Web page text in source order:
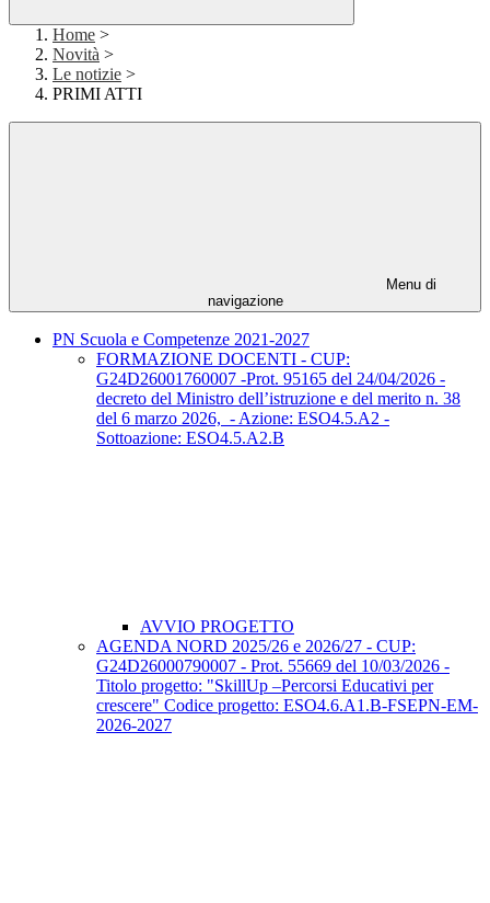
Home >
Novità >
Le notizie >
PRIMI ATTI
Menu di
navigazione
PN Scuola e Competenze 2021-2027
FORMAZIONE DOCENTI - CUP:
G24D26001760007 -Prot. 95165 del 24/04/2026 -
decreto del Ministro dell’istruzione e del merito n. 38
del 6 marzo 2026, - Azione: ESO4.5.A2 -
Sottoazione: ESO4.5.A2.B
AVVIO PROGETTO
AGENDA NORD 2025/26 e 2026/27 - CUP:
G24D26000790007 - Prot. 55669 del 10/03/2026 -
Titolo progetto: "SkillUp –Percorsi Educativi per
crescere" Codice progetto: ESO4.6.A1.B-FSEPN-EM-
2026-2027